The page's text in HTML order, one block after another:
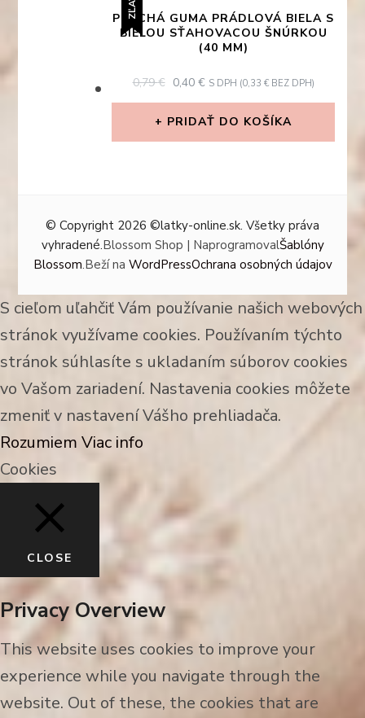
PLOCHÁ GUMA PRÁDLOVÁ BIELA S
BIELOU SŤAHOVACOU ŠNÚRKOU
(40 MM)
0,79€ ORIGINAL
PRICE
0,79 €.
0,40 €CURRENT
0,40 €.
S DPH (0,33 €BEZ DPH)
PRIDAŤ DO KOŠÍKA
© Copyright 2026 ©latky-online.sk. Všetky práva
vyhradené.Blossom Shop | NaprogramovalŠablóny
Blossom.Beží na WordPressOchrana osobných údajov
S cieľom uľahčiť Vám používanie našich webových
stránok využívame cookies. Používaním týchto
stránok súhlasíte s ukladaním súborov cookies
vo Vašom zariadení. Nastavenia cookies môžete
zmeniť v nastavení Vášho prehliadača.
Rozumiem Viac info
Cookies
CLOSE
Privacy Overview
This website uses cookies to improve your
experience while you navigate through the
website. Out of these, the cookies that are